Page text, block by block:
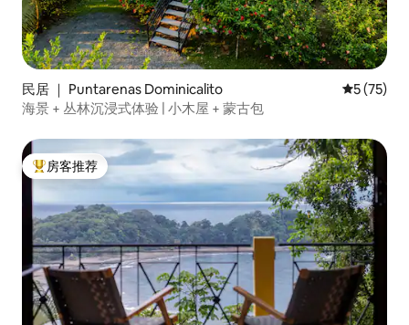
民居 ｜ Puntarenas Dominicalito 平均评分
5 (75)
海景 + 丛林沉浸式体验 | 小木屋 + 蒙古包
热门「房客推荐」
房客推荐